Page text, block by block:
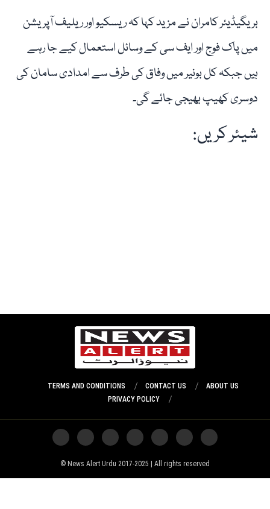
بریگیڈیئر کامران نے مزید کہا کہ ریسکیو اور ریلیف آپریشن
میں پاک فوج اور ایف سی کے وسائل استعمال کیے جا رہے
ہیں جبکہ کل بونیر میں وفاق کی طرف سے امدادی سامان کی
دوسری کھیپ بھیجی جائے گی۔
شیئر کریں:
ABOUT US
CONTACT US
TERMS AND CONDITIONS
PRIVACY POLICY
News Alert Urdu 2017-2025 | All rights reserved ©